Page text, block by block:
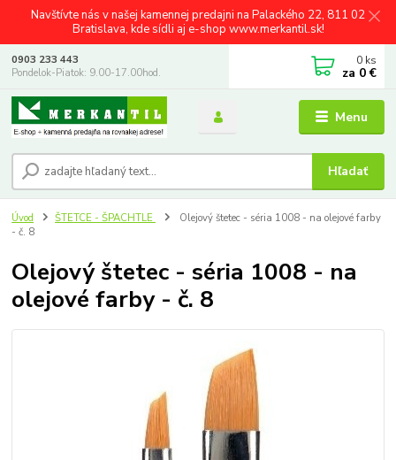
Navštívte nás v našej kamennej predajni na Palackého 22, 811 02
Bratislava, kde sídli aj e-shop www.merkantil.sk!
Menu
Hľadať
0903 233 443
Pondelok-Piatok: 9.00-17.00hod.
0 ks
za 0 €
Úvod ŠTETCE - ŠPACHTLE
Olejový štetec - séria 1008 - na olejové farby
- č. 8
Olejový štetec - séria 1008 - na
olejové farby - č. 8